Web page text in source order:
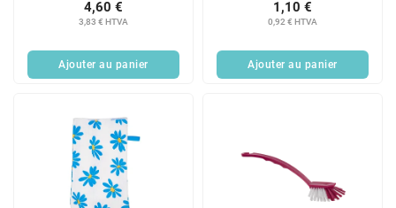
3,83 € HTVA
4,60 €
Ajouter au panier
0,92 € HTVA
1,10 €
Ajouter au panier